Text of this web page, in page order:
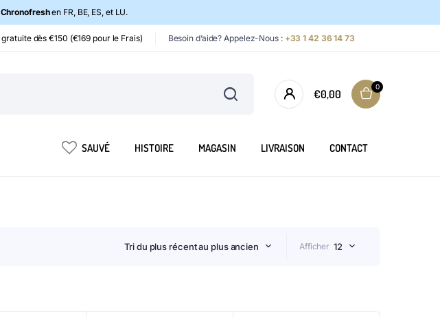
en FR, BE, ES, et LU.
dès €150 (€169 pour le Frais) Besoin d’aide? Appelez-Nous : +33 1 42 36 14 73
€0,00
0
SAUVÉ HISTOIRE MAGASIN LIVRAISON CONTACT
Tri du plus récent au plus ancien Afficher 12